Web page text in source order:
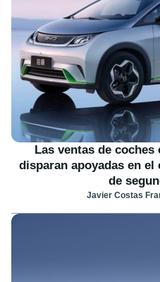
Las ventas de
disparan apoyadas en
de
Javier Costas